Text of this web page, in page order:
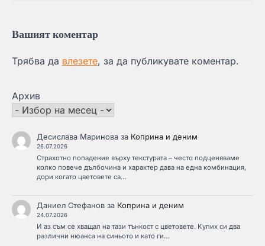
Вашият коментар
Трябва да влезете, за да публикувате коментар.
Архив
Десислава Мариноваза Коприна и деним
26.07.2026
Страхотно попадение върху текстурата – често подценяваме
колко повече дълбочина и характер дава на една комбинация,
дори когато цветовете са…
Даниел Стефановза Коприна и деним
24.07.2026
И аз съм се хващал на тази тънкост с цветовете. Купих си два
различни нюанса на синьото и като ги…